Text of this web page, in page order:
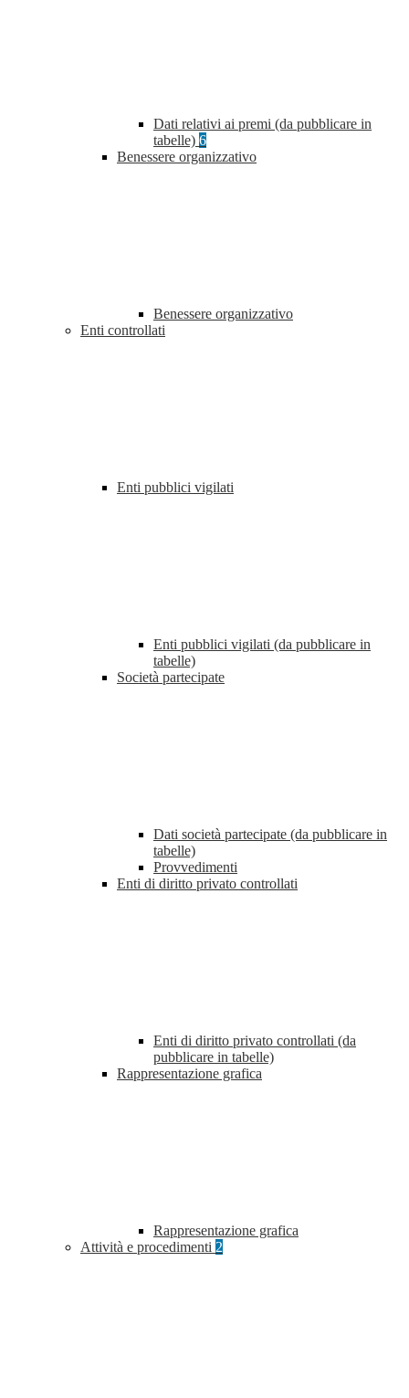
Dati relativi ai premi (da pubblicare in
tabelle) 6
Benessere organizzativo
Benessere organizzativo
Enti controllati
Enti pubblici vigilati
Enti pubblici vigilati (da pubblicare in
tabelle)
Società partecipate
Dati società partecipate (da pubblicare in
tabelle)
Provvedimenti
Enti di diritto privato controllati
Enti di diritto privato controllati (da
pubblicare in tabelle)
Rappresentazione grafica
Rappresentazione grafica
Attività e procedimenti 2